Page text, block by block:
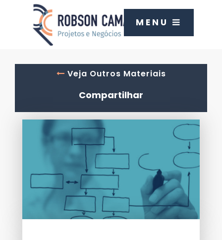
MENU
Veja Outros Materiais
Compartilhar